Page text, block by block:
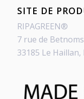
SITE DE
RIPAGREEN®
7 rue de Betnoms
33185 Le Haillan,